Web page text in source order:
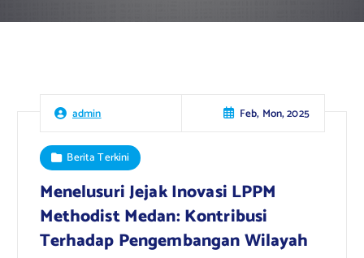
admin Feb, Mon, 2025
Berita Terkini
Menelusuri Jejak Inovasi LPPM
Methodist Medan: Kontribusi
Terhadap Pengembangan Wilayah